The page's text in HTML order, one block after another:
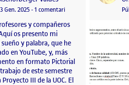
de publicació
Gen. 202513 gener, 2025 3:08 pm
-1 comentaria Pictorial: puerta de
y compañeros
os presento mi
y palabra, que he
en YouTube, y, más
en formato Pictorial
de este semestre
III de la UOC. El